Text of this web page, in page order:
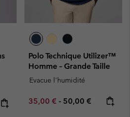
price:
price:
Polo Technique Utilizer™
Homme – Grande Taille
Evacue l'humidité
Minimum sale price:
35,00 € - Maximum price:
50,00 €